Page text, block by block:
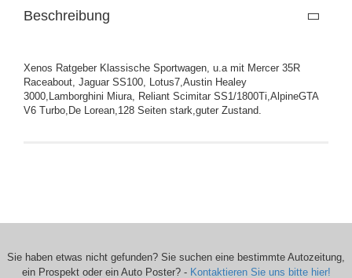
Beschreibung
Xenos Ratgeber Klassische Sportwagen, u.a mit Mercer 35R
Raceabout, Jaguar SS100, Lotus7,Austin Healey
3000,Lamborghini Miura, Reliant Scimitar SS1/1800Ti,AlpineGTA
V6 Turbo,De Lorean,128 Seiten stark,guter Zustand.
Sie haben etwas nicht gefunden? Sie suchen eine bestimmte Autozeitung,
ein Prospekt oder ein Auto Poster? - Kontaktieren Sie uns bitte hier!